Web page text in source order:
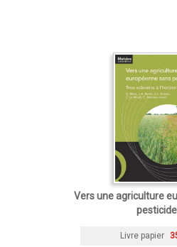
Vers une agriculture
Livre papier